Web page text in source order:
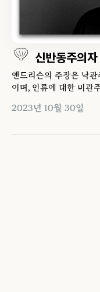
신반동주의자
앤드리슨의 주장은 낙
이며, 인류에 대한 비관
2023년 10월 30일